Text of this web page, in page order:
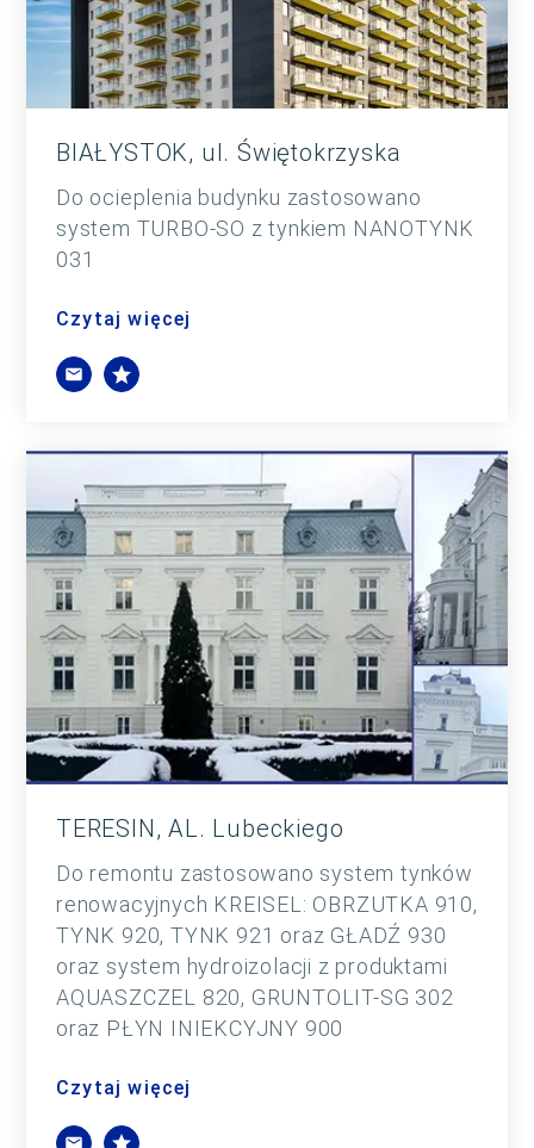
BIAŁYSTOK, ul. Świętokrzyska
Do ocieplenia budynku zastosowano
system TURBO-SO z tynkiem NANOTYNK
031
Czytaj więcej
TERESIN, AL. Lubeckiego
Do remontu zastosowano system tynków
renowacyjnych KREISEL: OBRZUTKA 910,
TYNK 920, TYNK 921 oraz GŁADŹ 930
oraz system hydroizolacji z produktami
AQUASZCZEL 820, GRUNTOLIT-SG 302
oraz PŁYN INIEKCYJNY 900
Czytaj więcej